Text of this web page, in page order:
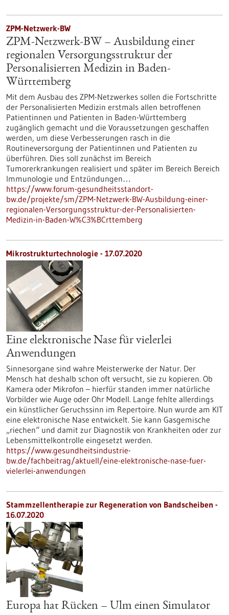
ZPM-Netzwerk-BW
ZPM-Netzwerk-BW – Ausbildung einer
regionalen Versorgungsstruktur der
Personalisierten Medizin in Baden-
Württemberg
Mit dem Ausbau des ZPM-Netzwerkes sollen die Fortschritte
der Personalisierten Medizin erstmals allen betroffenen
Patientinnen und Patienten in Baden-Württemberg
zugänglich gemacht und die Voraussetzungen geschaffen
werden, um diese Verbesserungen rasch in die
Routineversorgung der Patientinnen und Patienten zu
überführen. Dies soll zunächst im Bereich
Tumorerkrankungen realisiert und später im Bereich Bereich
Immunologie und Entzündungen…
https://www.forum-gesundheitsstandort-
bw.de/projekte/sm/ZPM-Netzwerk-BW-Ausbildung-einer-
regionalen-Versorgungsstruktur-der-Personalisierten-
Medizin-in-Baden-W%C3%BCrttemberg
Mikrostrukturtechnologie - 17.07.2020
Eine elektronische Nase für vielerlei
Anwendungen
Sinnesorgane sind wahre Meisterwerke der Natur. Der
Mensch hat deshalb schon oft versucht, sie zu kopieren. Ob
Kamera oder Mikrofon – hierfür standen immer natürliche
Vorbilder wie Auge oder Ohr Modell. Lange fehlte allerdings
ein künstlicher Geruchssinn im Repertoire. Nun wurde am KIT
eine elektronische Nase entwickelt. Sie kann Gasgemische
„riechen“ und damit zur Diagnostik von Krankheiten oder zur
Lebensmittelkontrolle eingesetzt werden.
https://www.gesundheitsindustrie-
bw.de/fachbeitrag/aktuell/eine-elektronische-nase-fuer-
vielerlei-anwendungen
Stammzellentherapie zur Regeneration von Bandscheiben -
16.07.2020
Europa hat Rücken – Ulm einen Simulator